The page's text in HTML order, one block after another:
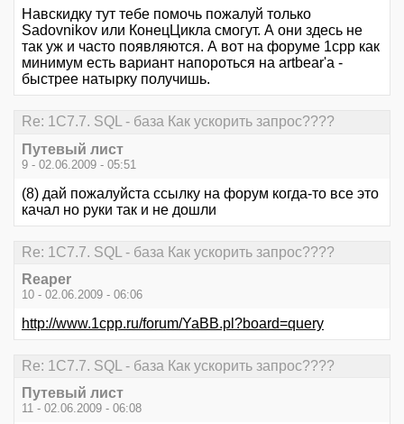
Навскидку тут тебе помочь пожалуй только
Sadovnikov или КонецЦикла смогут. А они здесь не
так уж и часто появляются. А вот на форуме 1срр как
минимум есть вариант напороться на artbear'a -
быстрее натырку получишь.
Re: 1С7.7. SQL - база Как ускорить запрос????
Путевый лист
9 - 02.06.2009 - 05:51
(8) дай пожалуйста ссылку на форум когда-то все это
качал но руки так и не дошли
Re: 1С7.7. SQL - база Как ускорить запрос????
Reaper
10 - 02.06.2009 - 06:06
http://www.1cpp.ru/forum/YaBB.pl?board=query
Re: 1С7.7. SQL - база Как ускорить запрос????
Путевый лист
11 - 02.06.2009 - 06:08